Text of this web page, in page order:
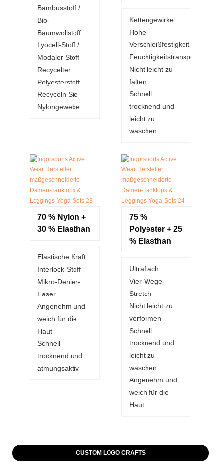
Bambusstoff /
Bio-
Baumwollstoff
Lyocell-Stoff /
Modaler Stoff
Recycelter
Polyesterstoff
Recyceln Sie
Nylongewebe
Kettengewirke
Hohe
Verschleißfestigkeit
Feuchtigkeitstransportierend
Nicht leicht zu
falten
Schnell
trocknend und
leicht zu
waschen
70 % Nylon +
30 % Elasthan
Elastische Kraft
Interlock-Stoff
Mikro-Denier-
Faser
Angenehm und
weich für die
Haut
Schnell
trocknend und
atmungsaktiv
75 %
Polyester + 25
% Elasthan
Ultraflach
Vier-Wege-
Stretch
Nicht leicht zu
verformen
Schnell
trocknend und
leicht zu
waschen
Angenehm und
weich für die
Haut
CUSTOM LOGO CRAFTS